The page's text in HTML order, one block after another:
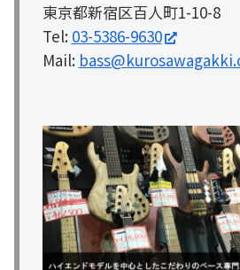
東京都新宿区百人町1-10-8
Tel: 03-5386-9630
Mail: